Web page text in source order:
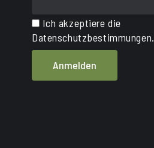
Ich akzeptiere die
Datenschutzbestimmungen.